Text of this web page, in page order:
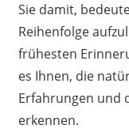
Sie damit,
Reihenfolge
frühesten
es Ihnen, die
Erfahrungen und
erkennen.